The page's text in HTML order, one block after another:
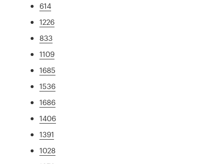
614
1226
833
1109
1685
1536
1686
1406
1391
1028